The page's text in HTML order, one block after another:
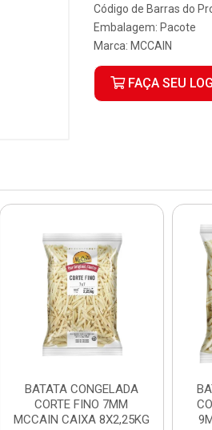
Código de Barras do
Embalagem: Pacote
Marca: MCCAIN
FAÇA SEU
BATATA CONGELADA
CORTE FINO 7MM
MCCAIN CAIXA 8X2,25KG